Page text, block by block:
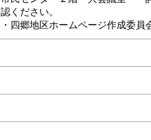
認ください。
・四郷地区ホームページ作成委